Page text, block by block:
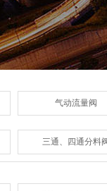
气动流量阀
三通、四通分料